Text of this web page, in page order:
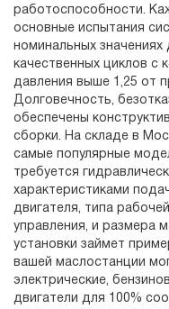
работоспособности.
основные испытания
номинальных
качественных циклов
давления выше 1,25 от
Долговечность,
обеспечены
сборки. На складе в
самые популярные
требуется
характеристиками
двигателя, типа
управления, и размера
установки займет
вашей маслостанции
электрические,
двигатели для 100%